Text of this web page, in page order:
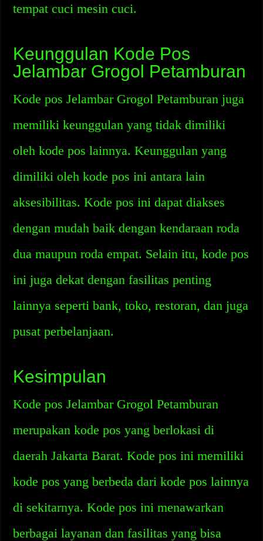
tempat cuci mesin cuci.
Keunggulan Kode Pos
Jelambar Grogol Petamburan
Kode pos Jelambar Grogol Petamburan juga
memiliki keunggulan yang tidak dimiliki
oleh kode pos lainnya. Keunggulan yang
dimiliki oleh kode pos ini antara lain
aksesibilitas. Kode pos ini dapat diakses
dengan mudah baik dengan kendaraan roda
dua maupun roda empat. Selain itu, kode pos
ini juga dekat dengan fasilitas penting
lainnya seperti bank, toko, restoran, dan juga
pusat perbelanjaan.
Kesimpulan
Kode pos Jelambar Grogol Petamburan
merupakan kode pos yang berlokasi di
daerah Jakarta Barat. Kode pos ini memiliki
kode pos yang berbeda dari kode pos lainnya
di sekitarnya. Kode pos ini menawarkan
berbagai layanan dan fasilitas yang bisa